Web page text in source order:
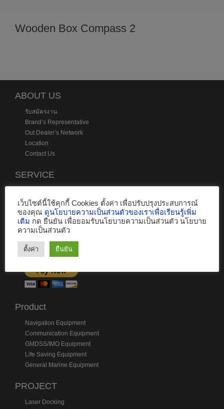
Wooden Box Compass 2
ABOUT US
รับสมัครงาน
Brand’s Representative
Out Dealer’s Network
Location
Contact Us
SERVICE
SR survey
Vessel Monitoring System (VMS)
Internet Vessel Tracking
PurpleTRAC
ช่องทางชำระเงิน
Product
Navigation Equipment
Communication Equipment
GMDSS/IMO Equipment
Life Saving Equipment
General Marine Equipment
PROJECT
Laser Docking
เว็บไซต์นี้ใช้คุกกี้ Cookies ตั้งค่า เพื่อปรับปรุงประสบการณ์
ของคุณ ดูนโยบายความเป็นส่วนตัวของเราเพื่อเรียนรู้เพิ่ม
เติม กด ยืนยัน เพื่อยอมรับนโยบายความเป็นส่วนตัว นโยบาย
ความเป็นส่วนตัว
ตั้งค่า ยืนยัน